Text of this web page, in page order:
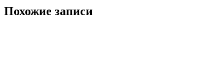
Похожие записи